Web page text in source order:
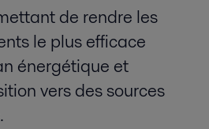
de rendre les
le plus efficace
énergétique et
vers des sources